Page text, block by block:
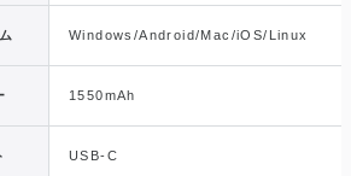
Windows/Android/Mac/iOS/Linux
1550mAh
USB-C